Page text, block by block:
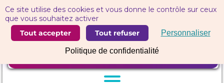
Ce site utilise des cookies et vous donne le contrôle sur ceux
que vous souhaitez activer
Tout accepter
Tout refuser Personnaliser
Politique de confidentialité